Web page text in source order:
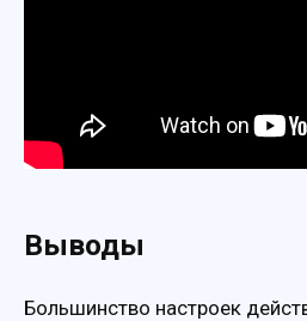
Выводы
Большинство настроек